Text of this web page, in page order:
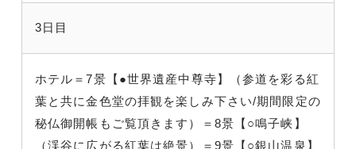
3日目
ホテル＝7景【●世界遺産中尊寺】（参道を彩る紅
葉と共に金色堂の拝観を楽しみ下さい/期間限定の
秘仏御開帳もご覧頂きます）＝8景【○鳴子峡】
（渓谷に広がる紅葉は絶景）＝9景【○銀山温泉】